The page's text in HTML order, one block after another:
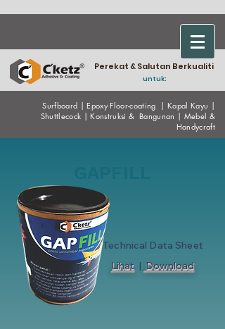
Perekat & Salutan Berkualiti
untuk:
Surfboard |EpoxyFloor-coating |Kapal Kayu |
Shuttlecock |Konstruksi & Bangunan | Mebel &
Handycraft
Technical Data Sheet
Lihat | Download